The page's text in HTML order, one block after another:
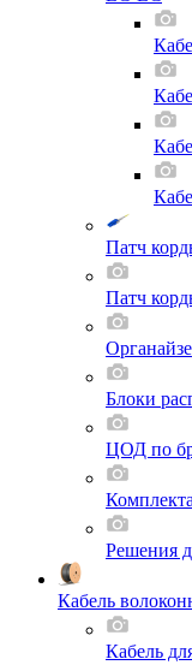
Патч
Патч
Блоки
ЦОД по
Решения
Кабель
Кабель